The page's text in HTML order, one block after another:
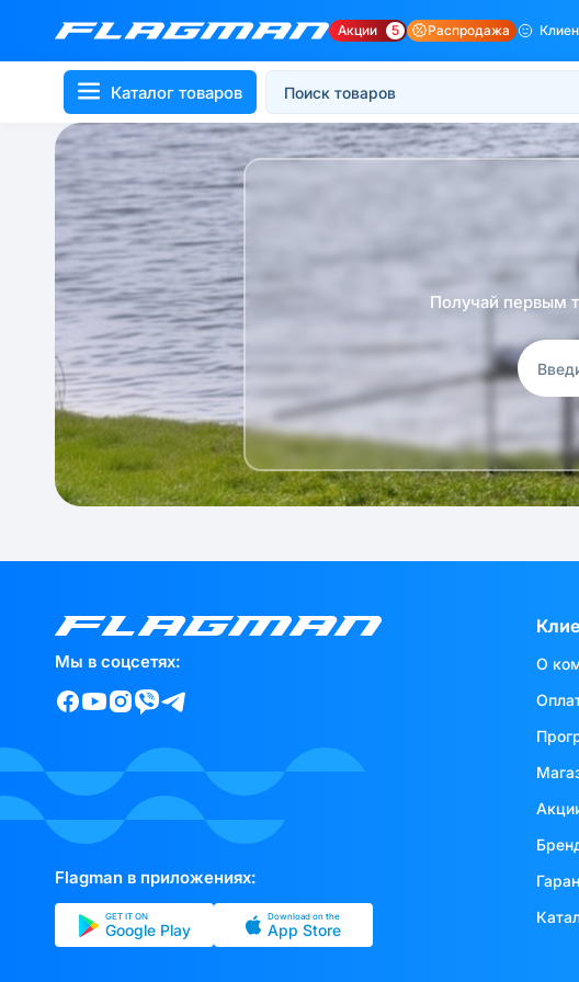
Акции 5 Распродажа
Каталог товаров
Получай первым
Мы в соцсетях:
Flagman в приложениях:
GET IT ON
Google Play
Download on the
App Store
О